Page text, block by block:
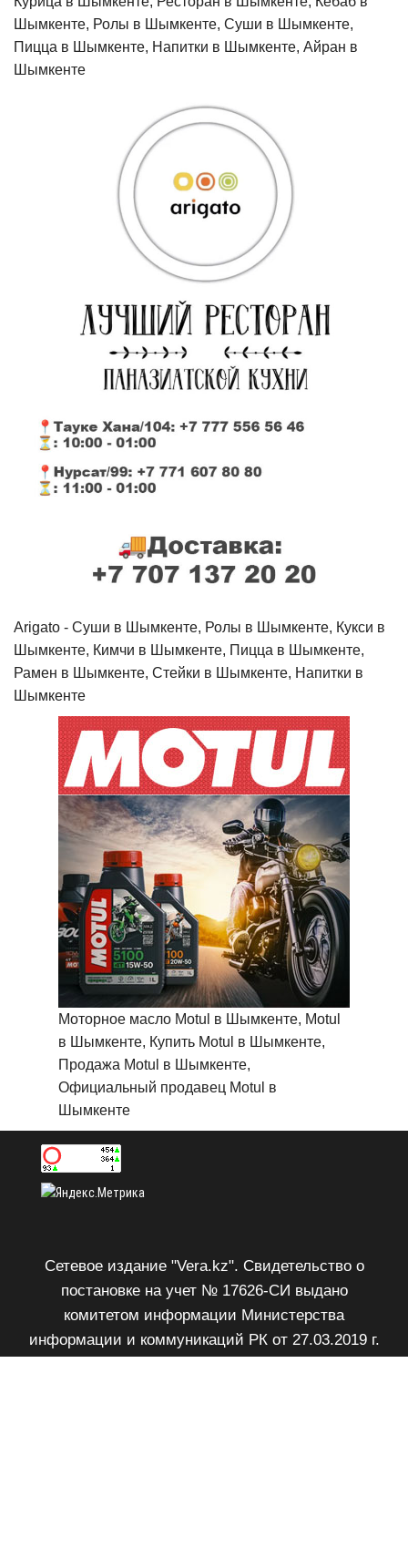
Шымкенте, Ролы в Шымкенте, Суши в Шымкенте,
Пицца в Шымкенте, Напитки в Шымкенте, Айран в
Шымкенте
Arigato - Cуши в Шымкенте, Ролы в Шымкенте, Кукси в
Шымкенте, Кимчи в Шымкенте, Пицца в Шымкенте,
Рамен в Шымкенте, Стейки в Шымкенте, Напитки в
Шымкенте
Моторное масло Motul в Шымкенте, Motul
в Шымкенте, Купить Motul в Шымкенте,
Продажа Motul в Шымкенте,
Официальный продавец Motul в
Шымкенте
Сетевое издание "Vera.kz". Свидетельство о
постановке на учет № 17626-СИ выдано
комитетом информации Министерства
информации и коммуникаций РК от 27.03.2019 г.